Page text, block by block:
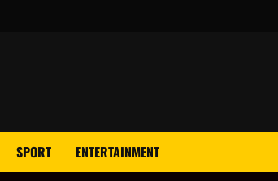
SPORT ENTERTAINMENT